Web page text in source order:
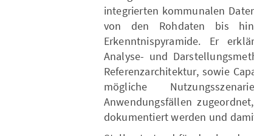
integrierten kommunalen
von den Rohdaten bis
Erkenntnispyramide. Er
Analyse- und
Referenzarchitektur, sowie
mögliche
Anwendungsfällen
dokumentiert werden und